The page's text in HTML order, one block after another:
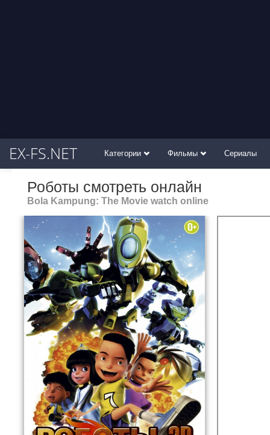
EX-FS.NET Категории Фильмы Сериалы
Роботы смотреть онлайн
Bola Kampung: The Movie watch online